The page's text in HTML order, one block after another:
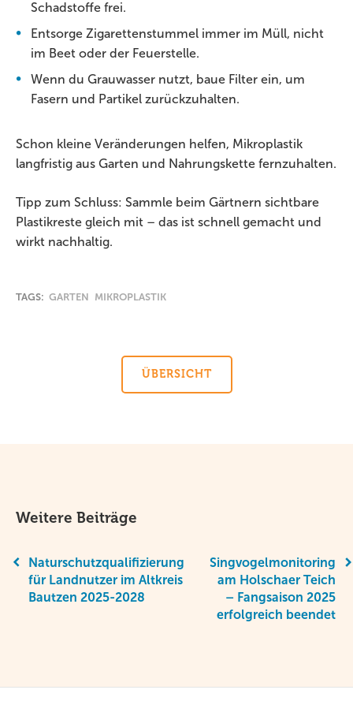
Schadstoffe frei.
Entsorge Zigarettenstummel immer im Müll, nicht
im Beet oder der Feuerstelle.
Wenn du Grauwasser nutzt, baue Filter ein, um
Fasern und Partikel zurückzuhalten.
Schon kleine Veränderungen helfen, Mikroplastik
langfristig aus Garten und Nahrungskette fernzuhalten.
Tipp zum Schluss: Sammle beim Gärtnern sichtbare
Plastikreste gleich mit – das ist schnell gemacht und
wirkt nachhaltig.
TAGS: GARTEN MIKROPLASTIK
ÜBERSICHT
Weitere Beiträge
Naturschutzqualifizierung
für Landnutzer im Altkreis
Bautzen 2025-2028
Singvogelmonitoring
am Holschaer Teich
– Fangsaison 2025
erfolgreich beendet